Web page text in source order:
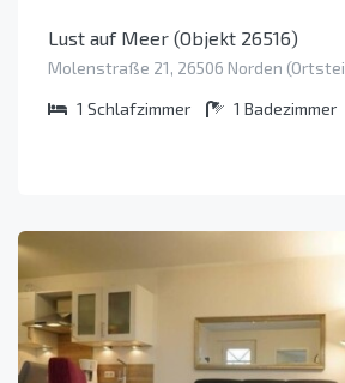
Lust auf Meer (Objekt 26516)
Molenstraße 21, 26506 Norden
1 Schlafzimmer 1 Badezimmer